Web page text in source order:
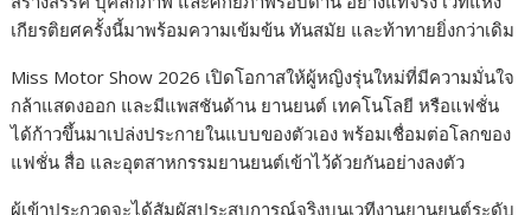
เกียรติยศครั้งนี้มาพร้อมความเข้มข้น ทันสมัย และท้าทายยิ่งกว่าเดิม
Miss Motor Show 2026 เปิดโอกาสให้ผู้หญิงรุ่นใหม่ที่มีความมั่นใจ
กล้าแสดงออก และมีแพสชันด้าน ยานยนต์ เทคโนโลยี หรือแฟชั่น
ได้ก้าวขึ้นมาเปล่งประกายในแบบของตัวเอง พร้อมเชื่อมต่อโลกของ
แฟชั่น สื่อ และอุตสาหกรรมยานยนต์เข้าไว้ด้วยกันอย่างลงตัว
ผู้เข้าประกวดจะได้สัมผัสประสบการณ์จริงบนเวทีงานยานยนต์ระดับ